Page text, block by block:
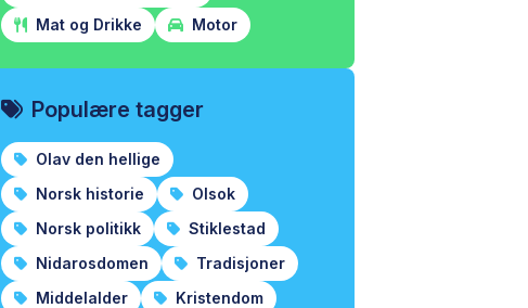
Mat og Drikke
Motor
Populære tagger
Olav den hellige
Norsk historie
Olsok
Norsk politikk
Stiklestad
Nidarosdomen
Tradisjoner
Middelalder
Kristendom